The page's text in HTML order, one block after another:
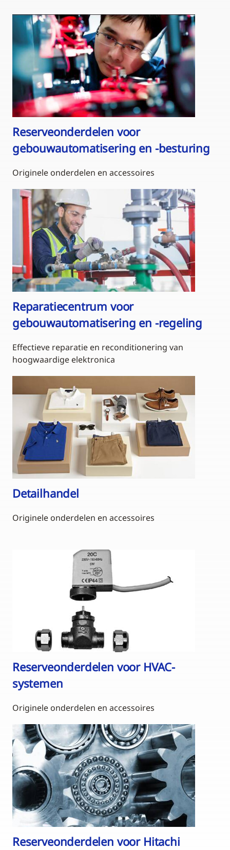
Reserveonderdelen voor
gebouwautomatisering en -besturing
Originele onderdelen en accessoires
Reparatiecentrum voor
gebouwautomatisering en -regeling
Effectieve reparatie en reconditionering van
hoogwaardige elektronica
Detailhandel
Originele onderdelen en accessoires
Reserveonderdelen voor HVAC-
systemen
Originele onderdelen en accessoires
Reserveonderdelen voor Hitachi